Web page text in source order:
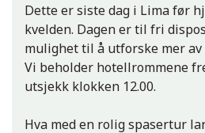
Dette er siste dag i Lima før
kvelden. Dagen er til fri
mulighet til å utforske mer av
Vi beholder hotellrommene
utsjekk klokken 12.00.
Hva med en rolig spasertur